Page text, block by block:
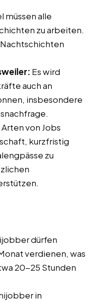
müssen alle
zu arbeiten.
Es wird
auch an
insbesondere
von Jobs
kurzfristig
zu
dürfen
verdienen, was
20-25 Stunden
in